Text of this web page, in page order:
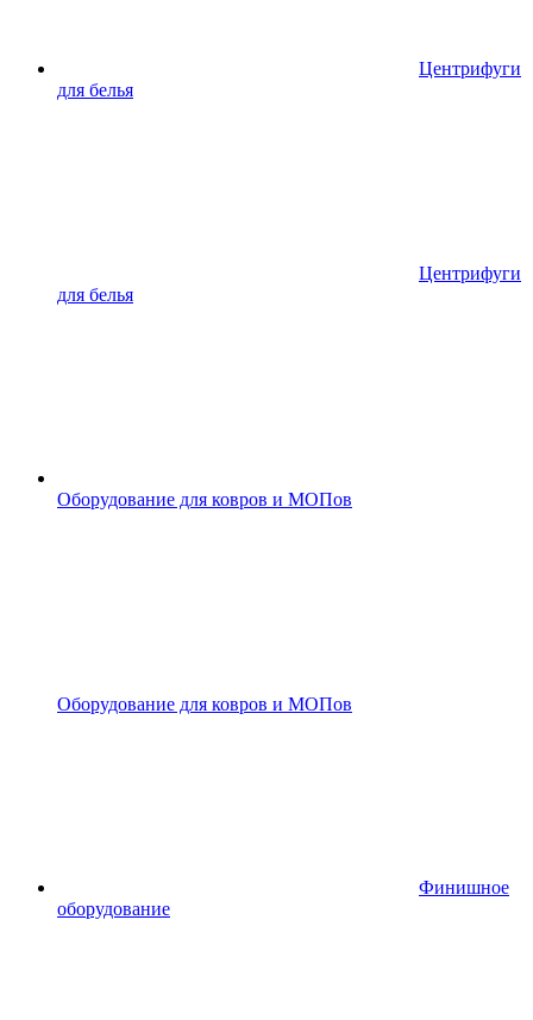
Центрифуги
для белья
Центрифуги
для белья
Оборудование для ковров и МОПов
Оборудование для ковров и МОПов
Финишное
оборудование